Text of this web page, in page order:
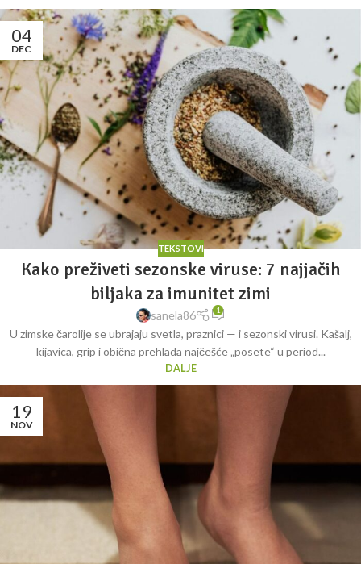
04
DEC
TEKSTOVI
Kako preživeti sezonske viruse: 7 najjačih
biljaka za imunitet zimi
sanela86 1
U zimske čarolije se ubrajaju svetla, praznici — i sezonski virusi. Kašalj,
kijavica, grip i obična prehlada najčešće „posete“ u period...
DALJE
19
NOV